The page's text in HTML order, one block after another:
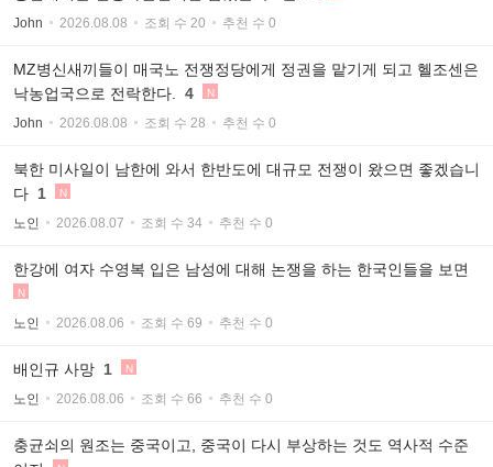
John 2026.08.08 조회 수 20 추천 수 0
MZ병신새끼들이 매국노 전쟁정당에게 정권을 맡기게 되고 헬조센은
낙농업국으로 전락한다.
4 N
John 2026.08.08 조회 수 28 추천 수 0
북한 미사일이 남한에 와서 한반도에 대규모 전쟁이 왔으면 좋겠습니
다 1 N
노인 2026.08.07 조회 수 34 추천 수 0
한강에 여자 수영복 입은 남성에 대해 논쟁을 하는 한국인들을 보면
N
노인 2026.08.06 조회 수 69 추천 수 0
배인규 사망 1 N
노인 2026.08.06 조회 수 66 추천 수 0
충균쇠의 원조는 중국이고, 중국이 다시 부상하는 것도 역사적 수준